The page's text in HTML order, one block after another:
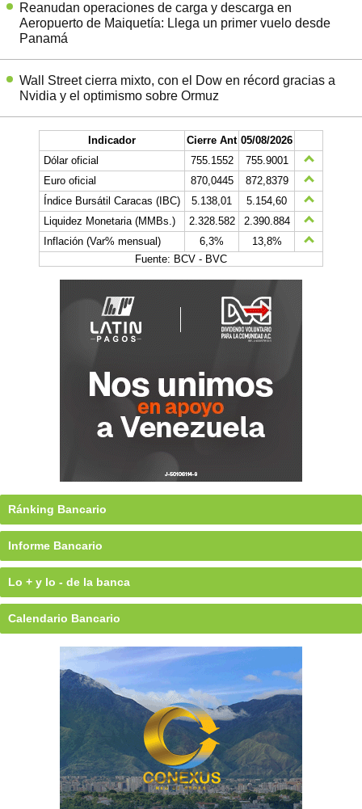
Reanudan operaciones de carga y descarga en
Aeropuerto de Maiquetía: Llega un primer vuelo desde
Panamá
Wall Street cierra mixto, con el Dow en récord gracias a
Nvidia y el optimismo sobre Ormuz
Indicador Cierre Ant 05/08/2026
Dólar oficial
755.1552
755.9001
Euro oficial
870,0445
872,8379
Índice Bursátil Caracas (IBC)
5.138,01
5.154,60
Liquidez Monetaria (MMBs.)
2.328.582
2.390.884
Inflación (Var% mensual)
6,3%
13,8%
Fuente: BCV - BVC
Ránking Bancario
Informe Bancario
Lo + y lo - de la banca
Calendario Bancario